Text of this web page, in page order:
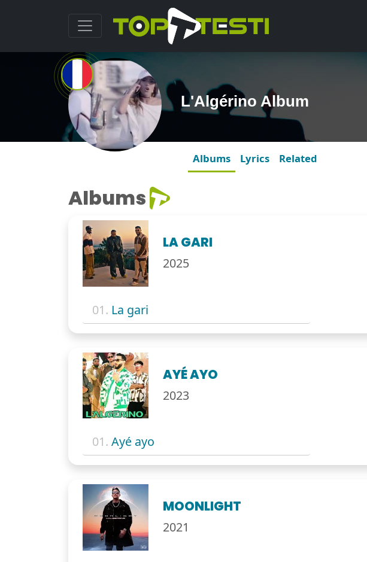
L'Algérino Album
Albums Lyrics Related
Albums
LA GARI
2025
01. La gari
AYÉ AYO
2023
01. Ayé ayo
MOONLIGHT
2021